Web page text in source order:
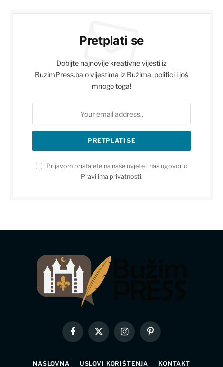
Pretplati se
Dobijte najnovije kreativne vijesti iz
BuzimPress.ba o vijestima iz Bužima, politici i još
mnogo toga!
Prijavom pristajete na naše uvjete i naš ugovor o
Pravilima privatnosti.
Facebook
X
InstagramPinterest
NASLOVNA USLOVI KORIŠTENJA KONTAKT